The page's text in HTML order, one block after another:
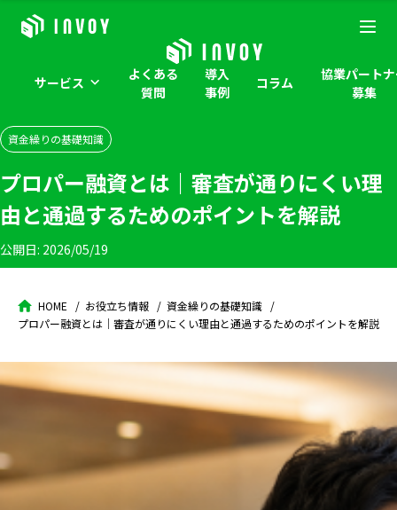
サービス
よくある
質問
導入
事例
コラム
協業パート
募集
資金繰りの基礎知識
プロパー融資とは｜審査が通りにくい理
由と通過するためのポイントを解説
公開日: 2026/05/19
HOME お役立ち情報
資金繰りの基礎知識
プロパー融資とは｜審査が通りにくい理由と通過するためのポイントを解説